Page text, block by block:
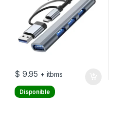
$ 9.95 + itbms
Disponible